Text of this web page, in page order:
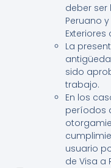
deber
Peruano
La
sido
trabajo.
En los
períodos
usuario
de Visa a